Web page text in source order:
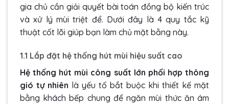
gia chủ cần giải quyết bài toán đồng bộ kiến trúc
và xử lý mùi triệt để. Dưới đây là 4 quy tắc kỹ
thuật cốt lõi giúp bạn làm chủ mặt bằng này.
1.1 Lắp đặt hệ thống hút mùi hiệu suất cao
Hệ thống hút mùi công suất lớn phối hợp thông
gió tự nhiên là yếu tố bắt buộc khi thiết kế mặt
bằng khách bếp chung để ngăn mùi thức ăn ám